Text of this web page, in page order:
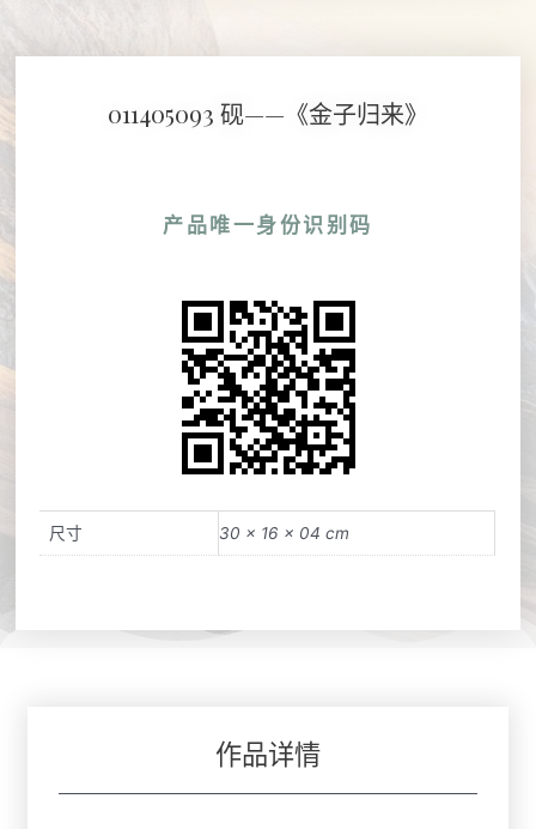
011405093 砚——《金子归来》
产品唯一身份识别码
尺寸 30 × 16 × 04 cm
作品详情